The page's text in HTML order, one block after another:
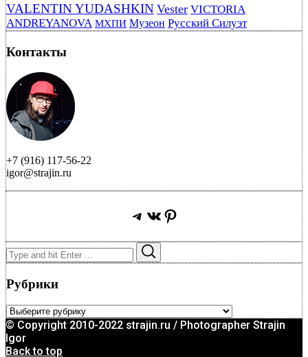
VALENTIN YUDASHKIN Vester VICTORIA
ANDREYANOVA МХПИ Музеон Русский Силуэт
Контакты
+7 (916) 117-56-22
igor@strajin.ru
Telegram
ВКонтакте
Pinterest
Search
for:
Рубрики
Рубрики
© Copyright 2010-2022 strajin.ru / Photographer Strajin
Igor
Back to top